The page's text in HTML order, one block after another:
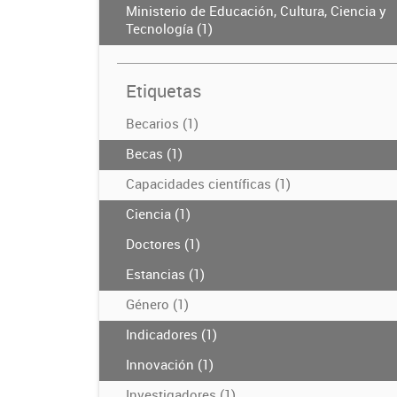
Ministerio de Educación, Cultura, Ciencia y
Tecnología (1)
Etiquetas
Becarios (1)
Becas (1)
Capacidades científicas (1)
Ciencia (1)
Doctores (1)
Estancias (1)
Género (1)
Indicadores (1)
Innovación (1)